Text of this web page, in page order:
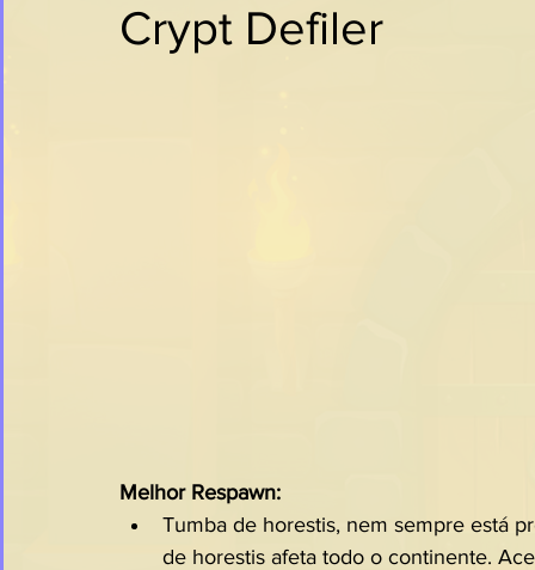
Crypt Defiler
Melhor Respawn:
Tumba de horestis, nem sempre está
de horestis afeta todo o continente.